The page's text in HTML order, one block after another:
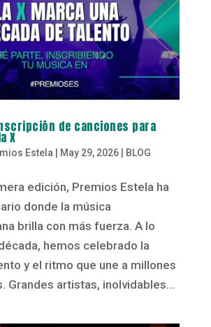
de canciones para
X
Estela | May 29, 2026| BLOG
edición, Premios Estela ha
donde la música
brilla con más fuerza. A lo
hemos celebrado la
y el ritmo que une a millones
Grandes artistas, inolvidables...